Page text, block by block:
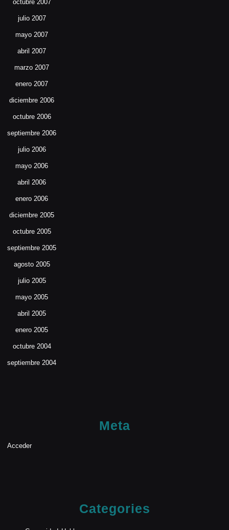
octubre 2007
julio 2007
mayo 2007
abril 2007
marzo 2007
enero 2007
diciembre 2006
octubre 2006
septiembre 2006
julio 2006
mayo 2006
abril 2006
enero 2006
diciembre 2005
octubre 2005
septiembre 2005
agosto 2005
julio 2005
mayo 2005
abril 2005
enero 2005
octubre 2004
septiembre 2004
Meta
Acceder
Categories